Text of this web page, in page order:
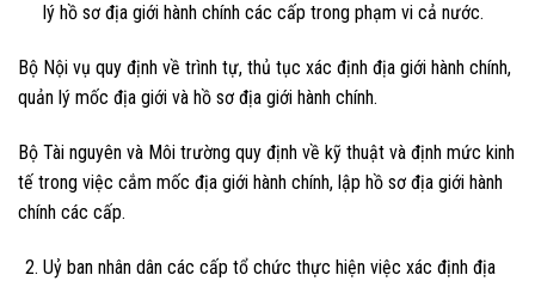
lý hồ sơ địa giới hành chính các cấp trong phạm vi cả nước.
Bộ Nội vụ quy định về trình tự, thủ tục xác định địa giới hành chính,
quản lý mốc địa giới và hồ sơ địa giới hành chính.
Bộ Tài nguyên và Môi trường quy định về kỹ thuật và định mức kinh
tế trong việc cắm mốc địa giới hành chính, lập hồ sơ địa giới hành
chính các cấp.
Uỷ ban nhân dân các cấp tổ chức thực hiện việc xác định địa